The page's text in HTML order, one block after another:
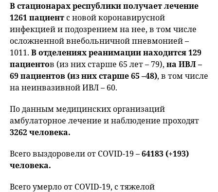
В стационарах республики получает лечение
1261 пациентс новой коронавирусной
инфекцией и подозрением на нее, в том числе
осложненной внебольничной пневмонией –
1011. В отделениях реанимации находится 129
пациентов (из них старше 65 лет – 79), на ИВЛ –
69 пациентов (из них старше 65 –48), в том числе
на неинвазивной ИВЛ – 60.
По данным медицинских организаций
амбулаторное лечение и наблюдение проходят
3262 человека.
Всего выздоровели от COVID-19 –64183 (+193)
человека.
Всего умерло от COVID-19, с тяжелой